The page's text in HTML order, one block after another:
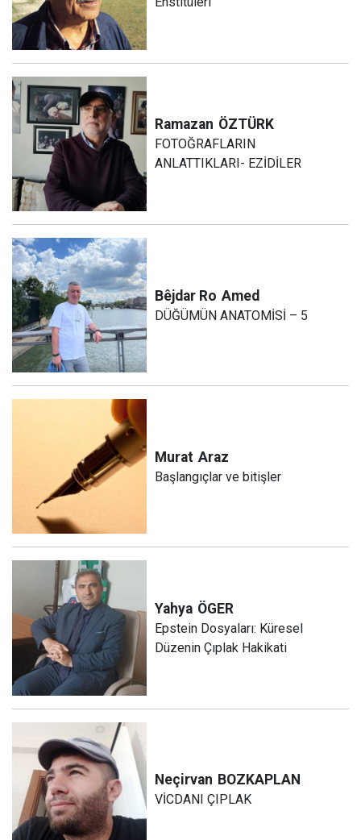
Ramazan ÖZTÜRK
FOTOĞRAFLARIN
ANLATTIKLARI- EZİDİLER
Bêjdar Ro Amed
DÜĞÜMÜN ANATOMİSİ – 5
Murat Araz
Başlangıçlar ve bitişler
Yahya ÖGER
Epstein Dosyaları: Küresel
Düzenin Çıplak Hakikati
Neçirvan BOZKAPLAN
VİCDANI ÇIPLAK